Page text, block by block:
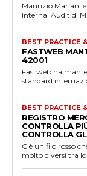
Maurizio Mariani
Internal Audit di
BEST PRACTICE
FASTWEB
42001
Fastweb ha
standard
BEST PRACTICE
REGISTRO
CONTROLLA
CONTROLLA
C'è un filo rosso
molto diversi tra